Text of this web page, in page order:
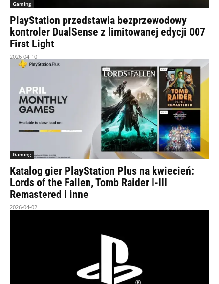
Gaming
PlayStation przedstawia bezprzewodowy
kontroler DualSense z limitowanej edycji 007
First Light
2026-04-10
Gaming
Katalog gier PlayStation Plus na kwiecień:
Lords of the Fallen, Tomb Raider I-III
Remastered i inne
2026-04-02